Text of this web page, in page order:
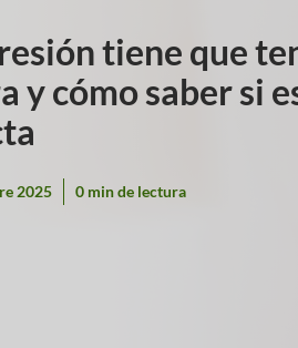
tiene que
y cómo saber si
2025 0 min de lectura